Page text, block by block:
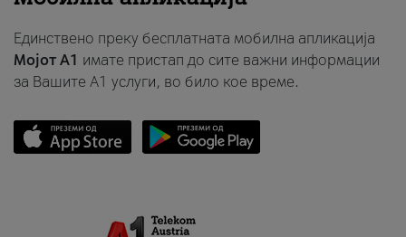
Единствено преку бесплатната мобилна апликација
Мојот A1 имате пристап до сите важни информации
за Вашите A1 услуги, во било кое време.